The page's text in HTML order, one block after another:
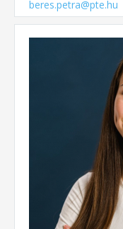
beres.petra@pte.hu